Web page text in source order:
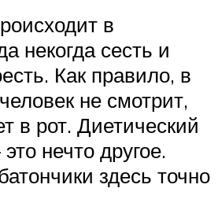
в
некогда сесть и
Как правило, в
не смотрит,
в рот. Диетический
нечто другое.
здесь точно